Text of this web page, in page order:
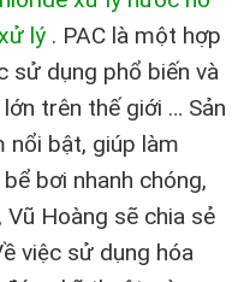
lý . PAC là một hợp
sử dụng phổ biến và
trên thế giới … Sản
nổi bật, giúp làm
bơi nhanh chóng,
Vũ Hoàng sẽ chia sẻ
việc sử dụng hóa